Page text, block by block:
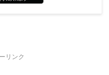
リンク